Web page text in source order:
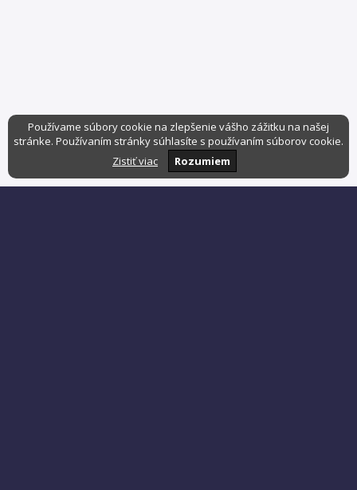
Používame súbory cookie na zlepšenie vášho zážitku na našej
stránke. Používaním stránky súhlasíte s používaním súborov cookie.
Zistiť viac
Rozumiem